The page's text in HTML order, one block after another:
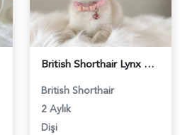
British Shorthair Lynx Point Dişi Yavrumuz Yuva Arıyor - 5148
British Shorthair
2 Aylık
Dişi